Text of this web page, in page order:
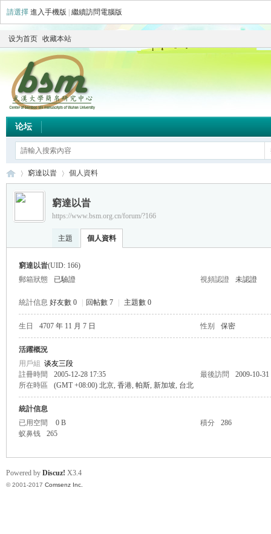
請選擇 進入手機版 繼續訪問電腦版
设为首页 收藏本站
论坛
›
窮達以旹 個人資料
窮達以旹
https://www.bsm.org.cn/forum/?166
主題 個人資料
窮達以旹(UID: 166)
郵箱狀態
已驗證 視頻認證 未認證
統計信息 好友數 0 回帖數 7 主題數 0
生日 4707 年 11 月 7 日 性别 保密
活躍概況
用戶組 谈友三段
註冊時間
2005-12-28 17:35 最後訪問
2009-10-31
所在時區
(GMT +08:00) 北京, 香港, 帕斯, 新加坡, 台北
統計信息
已用空間
0 B 積分
286
蚁鼻钱
265
Powered by Discuz! X3.4
© 2001-2017 Comsenz Inc.